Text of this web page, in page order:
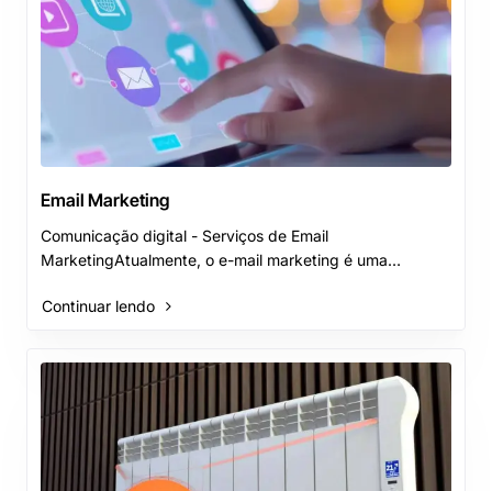
Email Marketing
Comunicação digital - Serviços de Email
MarketingAtualmente, o e-mail marketing é uma
direto de m..
Continuar lendo